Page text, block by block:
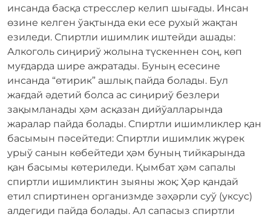
инсанда басқа стресслер келип шығады. Инсан
өзине келген ўақтында еки есе рухый жақтан
езиледи. Спиртли ишимлик иштейди ашады:
Алкоголь сиңириў жолына түскеннен соң, көп
муғдарда шире ажратады. Буның есесине
инсанда “өтирик” ашлық пайда болады. Бул
жағдай әдетий болса ас сиңириў безлери
зақымланады ҳәм асқазан дийўалларында
жаралар пайда болады. Спиртли ишимликлер қан
басымын пәсейтеди: Спиртли ишимлик жүрек
урыў санын көбейтеди ҳәм буның тийкарында
қан басымы көтериледи. Қымбат ҳәм сапалы
спиртли ишимликтин зыяны жоқ: Ҳәр қандай
етил спиртинен организмде зәҳәрли суў (уксус)
алдегиди пайда болады. Ал сапасыз спиртли